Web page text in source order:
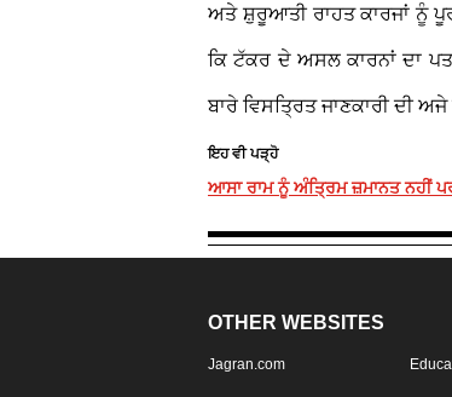
ਅਤੇ ਸ਼ੁਰੂਆਤੀ ਰਾਹਤ ਕਾਰਜਾਂ ਨੂੰ
ਕਿ ਟੱਕਰ ਦੇ ਅਸਲ ਕਾਰਨਾਂ ਦਾ
ਬਾਰੇ ਵਿਸਤ੍ਰਿਤ ਜਾਣਕਾਰੀ ਦੀ
ਇਹ ਵੀ ਪੜ੍ਹੋ
ਆਸਾ ਰਾਮ ਨੂੰ ਅੰਤ੍ਰਿਮ ਜ਼ਮਾਨਤ ਨਹੀਂ
OTHER WEBSITES
Jagran.com